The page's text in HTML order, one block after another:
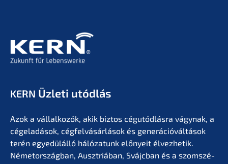
KERN Üzleti utódlás
Azok a vállal­ko­zók, akik biztos cégutód­lás­ra vágynak, a
cégela­dá­sok, cégfel­vá­sár­lá­sok és generá­ció­vál­tá­sok
terén egyedülál­ló hálóza­tunk előny­eit élvez­he­tik.
Németor­szág­ban, Ausztriá­ban, Svájc­ban és a szomszé­